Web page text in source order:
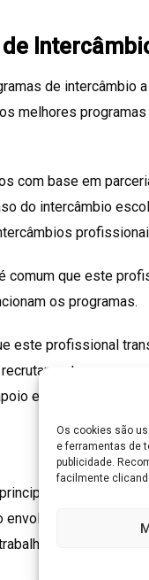
Os cookies são
e ferramentas de
publicidade.
facilmente
de intercâmbio
melhores
com base em
do intercâmbio
comum que este
os programas.
este profissional
ao
e assessoria ao
funções
muitas outras
que